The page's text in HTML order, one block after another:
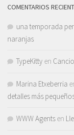
COMENTARIOS
una temporada
naranjas
TypeKitty en
Marina Etxeberria
detalles más
WWW Agents en